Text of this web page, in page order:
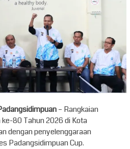
– Rangkaian
80 Tahun 2026 di Kota
dengan penyelenggaraan
Padangsidimpuan Cup.